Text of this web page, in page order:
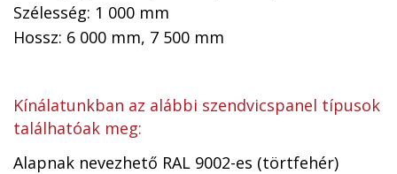
Szélesség: 1 000 mm
Hossz: 6 000 mm, 7 500 mm
Kínálatunkban az alábbi szendvicspanel típusok
találhatóak meg:
Alapnak nevezhető RAL 9002-es (törtfehér)